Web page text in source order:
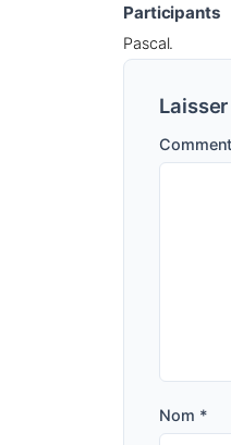
Participants
Pascal.
Nom *